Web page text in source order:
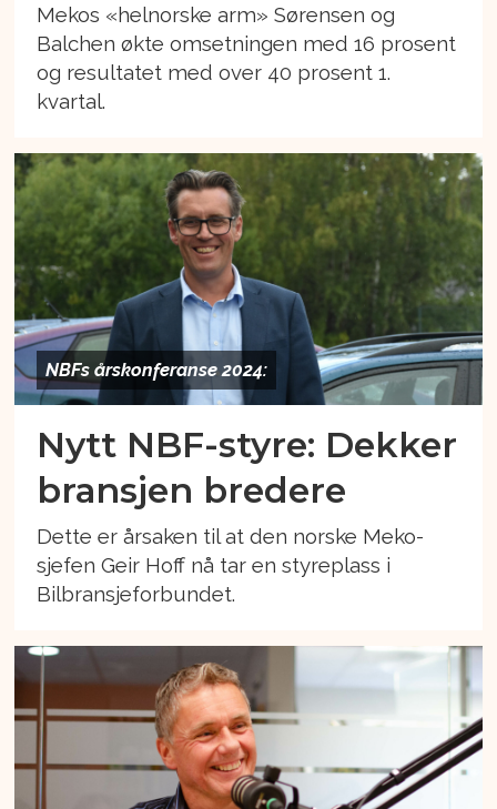
Mekos «helnorske arm» Sørensen og
Balchen økte omsetningen med 16 prosent
og resultatet med over 40 prosent 1.
kvartal.
NBFs årskonferanse 2024:
Nytt NBF-styre: Dekker
bransjen bredere
Dette er årsaken til at den norske Meko-
sjefen Geir Hoff nå tar en styreplass i
Bilbransjeforbundet.